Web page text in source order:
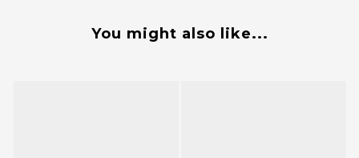
You might also like...